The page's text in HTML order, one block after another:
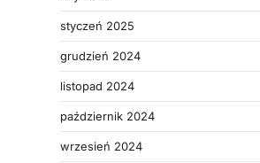
styczeń 2025
grudzień 2024
listopad 2024
październik 2024
wrzesień 2024